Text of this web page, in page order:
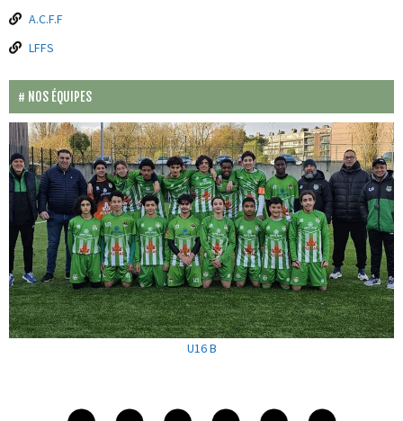
A.C.F.F
LFFS
NOS ÉQUIPES
U16 B